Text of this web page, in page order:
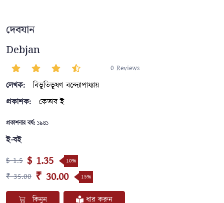
দেবযান
Debjan
0 Reviews
লেখক:
বিভূতিভূষণ বন্দ্যোপাধ্যায়
প্রকাশক:
কেতাব-ই
প্রকাশনার বর্ষ: ১৯৪১
ই-বই
$ 1.5 $ 1.35 10%
₹ 35.00 ₹ 30.00 15%
কিনুন ধার করুন